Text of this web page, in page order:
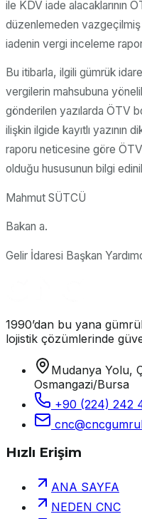
ile KDV iade alacaklarının
düzenlemeden
iadenin vergi inceleme
Bu itibarla, ilgili gümrük
vergilerin mahsubuna
gönderilen yazılarda ÖTV
ilişkin ilgide kayıtlı yazının
raporu neticesine göre
olduğu hususunun bilgi
Mahmut SÜTCÜ
Bakan a.
Gelir İdaresi Başkan
1990’dan bu yana
lojistik çözümlerinde
Mudanya Yolu,
Osmangazi/Bursa
+90 (224) 242
Hızlı Erişim
ANA SAYFA
NEDEN CNC